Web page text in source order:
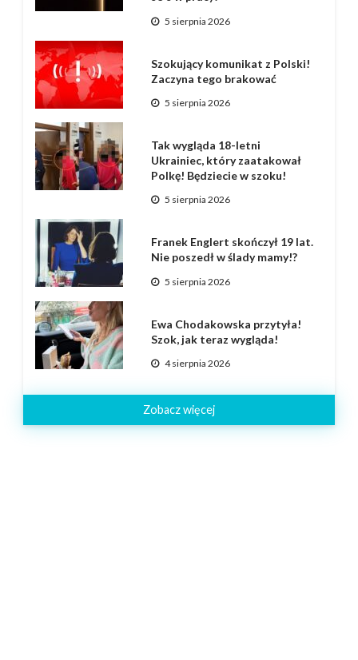
5 sierpnia 2026
Szokujący komunikat z Polski!
Zaczyna tego brakować
5 sierpnia 2026
Tak wygląda 18-letni
Ukrainiec, który zaatakował
Polkę! Będziecie w szoku!
5 sierpnia 2026
Franek Englert skończył 19 lat.
Nie poszedł w ślady mamy!?
5 sierpnia 2026
Ewa Chodakowska przytyła!
Szok, jak teraz wygląda!
4 sierpnia 2026
Zobacz więcej